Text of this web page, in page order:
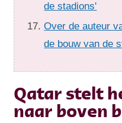
de stadions'
Over de auteur
de bouw van de
Qatar stelt
naar boven